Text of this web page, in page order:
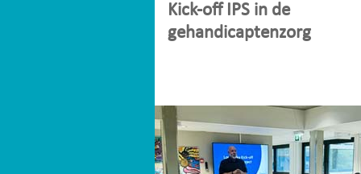
Kick-off IPS in de
gehandicaptenzorg